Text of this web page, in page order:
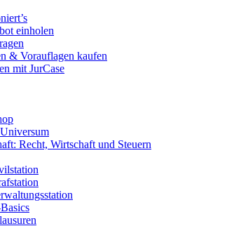
einholen
& Vorauflagen kaufen
mit JurCase
Recht, Wirtschaft und Steuern